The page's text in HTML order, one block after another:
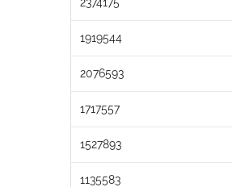
1919544
2076593
1717557
1527893
1135583